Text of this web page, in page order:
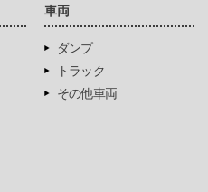
車両
ダンプ
トラック
その他車両